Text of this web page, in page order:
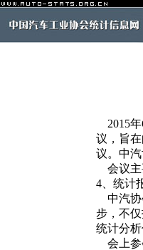
2015年
议，旨
议。中汽
会议主
4、统计
中汽协
步，不
统计分
会上参